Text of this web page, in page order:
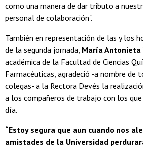
como una manera de dar tributo a
personal de colaboración".
También en representación de las y los
de la segunda jornada, María Antonieta
académica de la Facultad de Ciencias
Farmacéuticas, agradeció -a nombre de
colegas- a la Rectora Devés la
a los compañeros de trabajo con los
día.
“Estoy segura que aun cuando nos
amistades de la Universidad